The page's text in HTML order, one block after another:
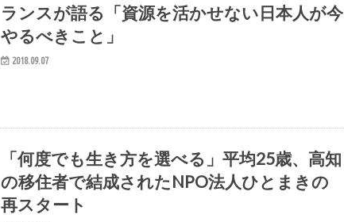
ランスが語る「資源を活かせない日本人が今
やるべきこと」
2018.09.07
「何度でも生き方を選べる」平均25歳、高知
の移住者で結成されたNPO法人ひとまきの
再スタート